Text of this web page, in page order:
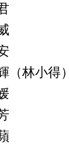
（林小得）